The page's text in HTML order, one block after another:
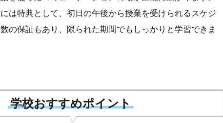
は特典として、初日の午後から授業を受けられるスケジ
の保証もあり、限られた期間でもしっかりと学習できま
学校おすすめポイント